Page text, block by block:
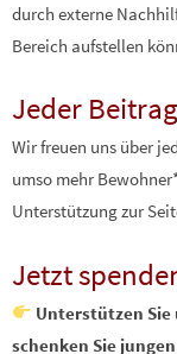
durch externe
Bereich aufstellen
Jeder
Wir freuen uns über
umso mehr
Unterstützung zur
Jetzt
Unterstützen
schenken Sie